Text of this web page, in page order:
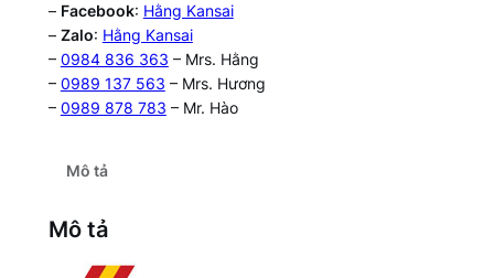
– Facebook: Hằng Kansai
– Zalo: Hằng Kansai
– 0984 836 363 – Mrs. Hằng
– 0989 137 563 – Mrs. Hương
– 0989 878 783 – Mr. Hào
Mô tả
Mô tả